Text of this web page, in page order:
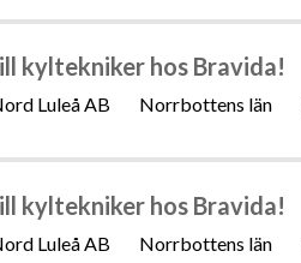
kyltekniker hos Bravida!
Luleå AB Norrbottens län
kyltekniker hos Bravida!
Luleå AB Norrbottens län